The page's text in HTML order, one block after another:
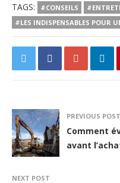
TAGS: #CONSEILS
#LES INDISPENSABLES POUR
PREVIOUS POST
Comment
avant
NEXT POST